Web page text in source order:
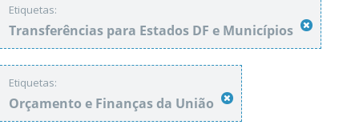
Etiquetas:
Transferências para Estados DF e Municípios
Etiquetas:
Orçamento e Finanças da União